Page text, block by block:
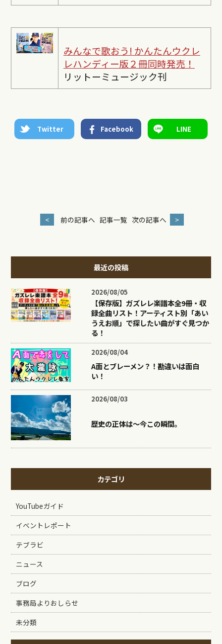
みんなで歌おう! かんたんウクレ
レハンディー版２冊同時発売！
リットーミュージック刊
Twitter Facebook LINE
< 前の記事へ 記事一覧 次の記事へ >
最近の投稿
2026/08/05
【保存版】ガズレレ楽譜本全9冊・収
録全曲リスト！アーティスト別「あい
うえお順」で探したい曲がすぐ見つか
る！
2026/08/04
A面とブレーメン？！勘違いは面白
い！
2026/08/03
歴史の正体は〜今この瞬間。
カテゴリ
YouTubeガイド
イベントレポート
テブラビ
ニュース
ブログ
事務局よりおしらせ
未分類